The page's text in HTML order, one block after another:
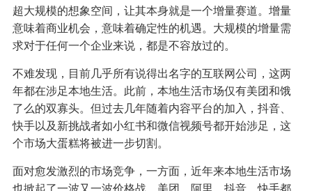
超大规模的想象空间，让其本身就是一个增量赛道。增量
意味着商业机会，意味着确定性的机遇。大规模的增量需
求对于任何一个企业来说，都是不容放过的。
不难发现，目前几乎所有说得出名字的互联网公司，这两
年都在涉足本地生活。此前，本地生活市场仅有美团和饿
了么的双寡头。但过去几年随着内容平台的加入，抖音、
快手以及新挑战者如小红书和微信视频号都开始涉足，这
个市场大蛋糕将被进一步切割。
面对愈发激烈的市场竞争，一方面，近年来本地生活市场
也掀起了一波又一波价格战，美团、阿里、抖音、快手都